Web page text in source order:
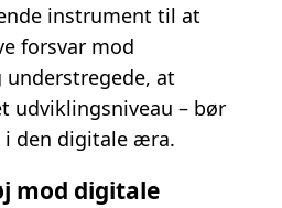
instrument til at
forsvar mod
at
udviklingsniveau – bør
i den digitale æra.
mod digitale